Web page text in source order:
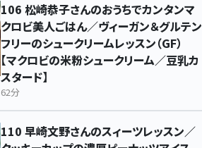
106 松崎恭子さんのおうちでカンタンマ
クロビ美人ごはん／ヴィーガン＆グルテン
フリーのシュークリームレッスン（GF）
【マクロビの米粉シュークリーム／豆乳カ
スタード】
62分
110 早崎文野さんのスィーツレッスン／